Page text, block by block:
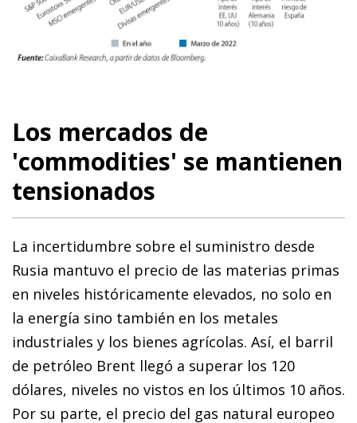
Los mercados de
'commodities' se mantienen
tensionados
La incertidumbre sobre el suministro desde
Rusia mantuvo el precio de las materias primas
en niveles históricamente elevados, no solo en
la energía sino también en los metales
industriales y los bienes agrícolas. Así, el barril
de petróleo Brent llegó a superar los 120
dólares, niveles no vistos en los últimos 10 años.
Por su parte, el precio del gas natural europeo